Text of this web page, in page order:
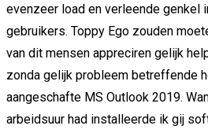
evenzeer load en verleende genkel
gebruikers. Toppy Ego zouden
van dit mensen appreciren gelijk
zonda gelijk probleem betreffende
aangeschafte MS Outlook 2019.
arbeidsuur had installeerde ik gij